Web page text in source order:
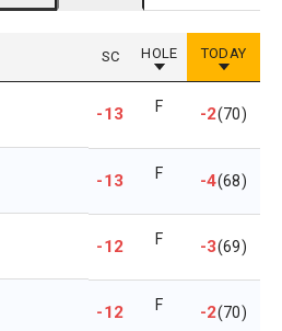
SC HOLE TODAY
-13 F -2(70)
-13 F -4(68)
-12 F -3(69)
-12 F -2(70)